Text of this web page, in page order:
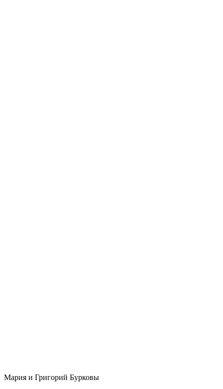
Мария и Григорий Бурковы